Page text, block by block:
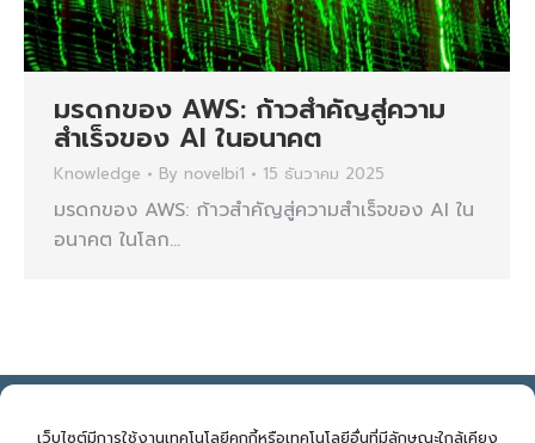
เว็บไซต์มีการใช้งานเทคโนโลยีคุกกี้หรือเทคโนโลยีอื่นที่มีลักษณะใกล้เคียง
มรดกของ AWS: ก้าวสำคัญสู่ความ
สำเร็จของ AI ในอนาคต
Knowledge By novelbi1 15 ธันวาคม 2025
มรดกของ AWS: ก้าวสำคัญสู่ความสำเร็จของ AI ใน
อนาคต ในโลก…
E: support@novelbiz.co.th T: 092.591.9499